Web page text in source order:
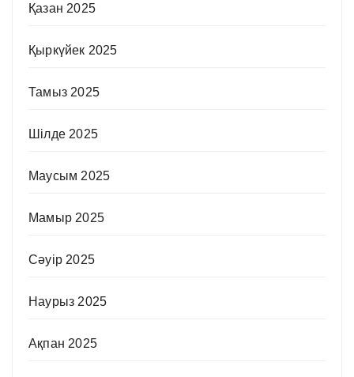
Қазан 2025
Қыркүйек 2025
Тамыз 2025
Шілде 2025
Маусым 2025
Мамыр 2025
Сәуір 2025
Наурыз 2025
Ақпан 2025